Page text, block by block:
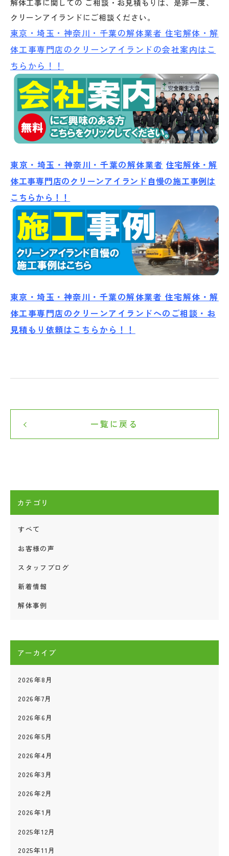
解体工事に関しての ご相談・お見積もりは、是非一度、
クリーンアイランドにご相談ください。
東京・埼玉・神奈川・千葉の解体業者 住宅解体・解
体工事専門店のクリーンアイランドの会社案内はこ
ちらから！！
東京・埼玉・神奈川・千葉の解体業者 住宅解体・解
体工事専門店のクリーンアイランド自慢の施工事例は
こちらから！！
東京・埼玉・神奈川・千葉の解体業者 住宅解体・解
体工事専門店のクリーンアイランドへのご相談・お
見積もり依頼はこちらから！！
一覧に戻る
カテゴリ
すべて
お客様の声
スタッフブログ
新着情報
解体事例
アーカイブ
2026年8月
2026年7月
2026年6月
2026年5月
2026年4月
2026年3月
2026年2月
2026年1月
2025年12月
2025年11月